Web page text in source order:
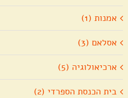
אמנות (1)
אסלאם (3)
ארכיאולוגיה (5)
בית הכנסת הספרדי (2)